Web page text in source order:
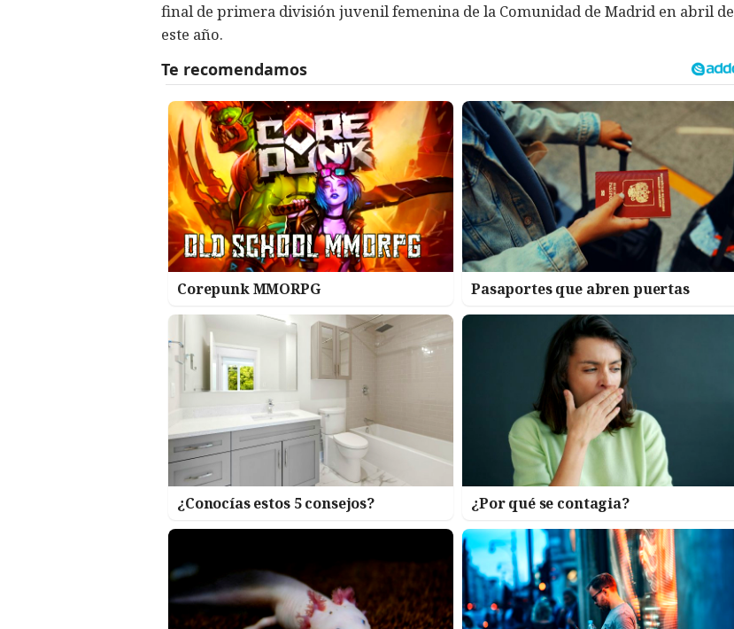
final de primera división juvenil femenina de la Comunidad de Madrid en abril de
este año.
Corepunk MMORPG Pasaportes que abren puertas
¿Conocías estos 5 consejos? ¿Por qué se contagia?